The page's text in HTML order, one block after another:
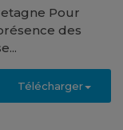
Pour
des
Télécharger